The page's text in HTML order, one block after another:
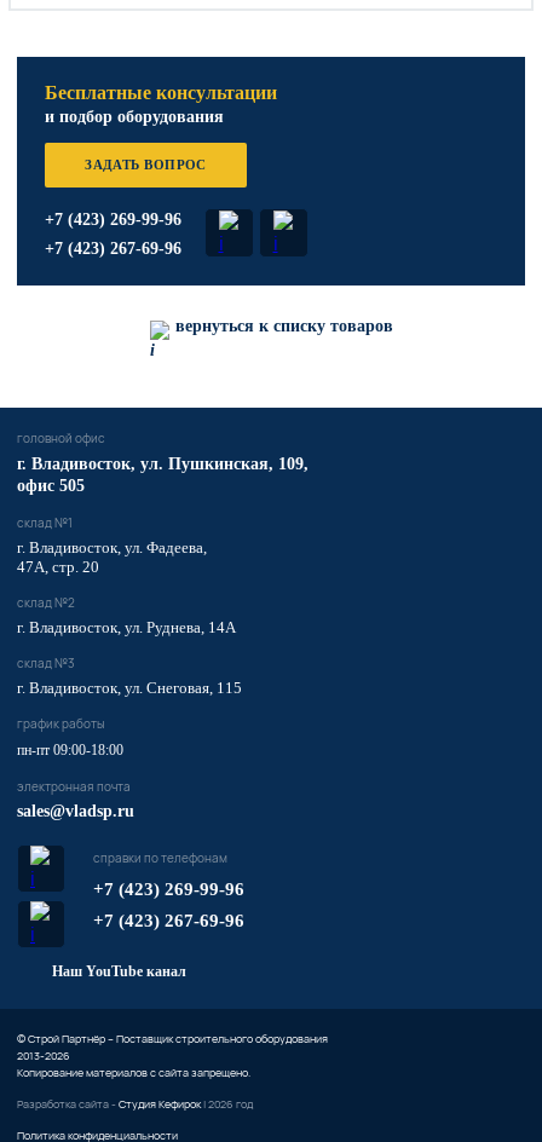
Бесплатные консультации
и подбор оборудования
ЗАДАТЬ ВОПРОС
+7 (423) 269-99-96
+7 (423) 267-69-96
вернуться к списку товаров
головной офис
​г. Владивосток, ул. Пушкинская, 109,
офис 505
график работы
пн-пт 09:00-18:00
электронная почта
sales@vladsp.ru
склад №1
г. Владивосток, ул. Фадеева,
47А, стр. 20
склад №2
г. Владивосток, ул. Руднева, 14А
склад №3
г. Владивосток, ул. Снеговая, 115
справки по телефонам
+7 (423) 269-99-96
+7 (423) 267-69-96
Наш YouTube канал
© Строй Партнёр – Поставщик строительного оборудования
2013-2026
Копирование материалов с сайта запрещено.
Разработка сайта -Студия Кефирок| 2026 год
Политика конфиденциальности